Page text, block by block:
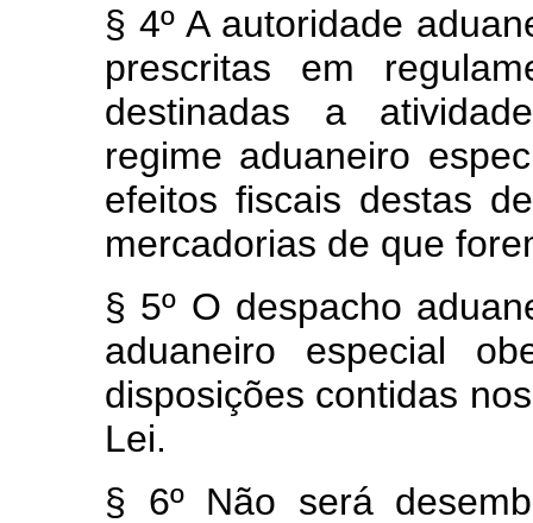
§ 4º A autoridade
prescritas em
destinadas a
regime aduaneiro
efeitos fiscais destas
mercadorias de que
§ 5º O despacho
aduaneiro especial
disposições contidas
Lei.
§ 6º Não será